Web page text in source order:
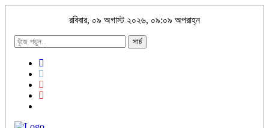
রবিবার, ০৯ অগাস্ট ২০২৬, ০৯:০৯ অপরাহ্ন
সার্চ